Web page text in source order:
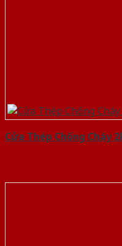
Cửa Thép Chống Cháy